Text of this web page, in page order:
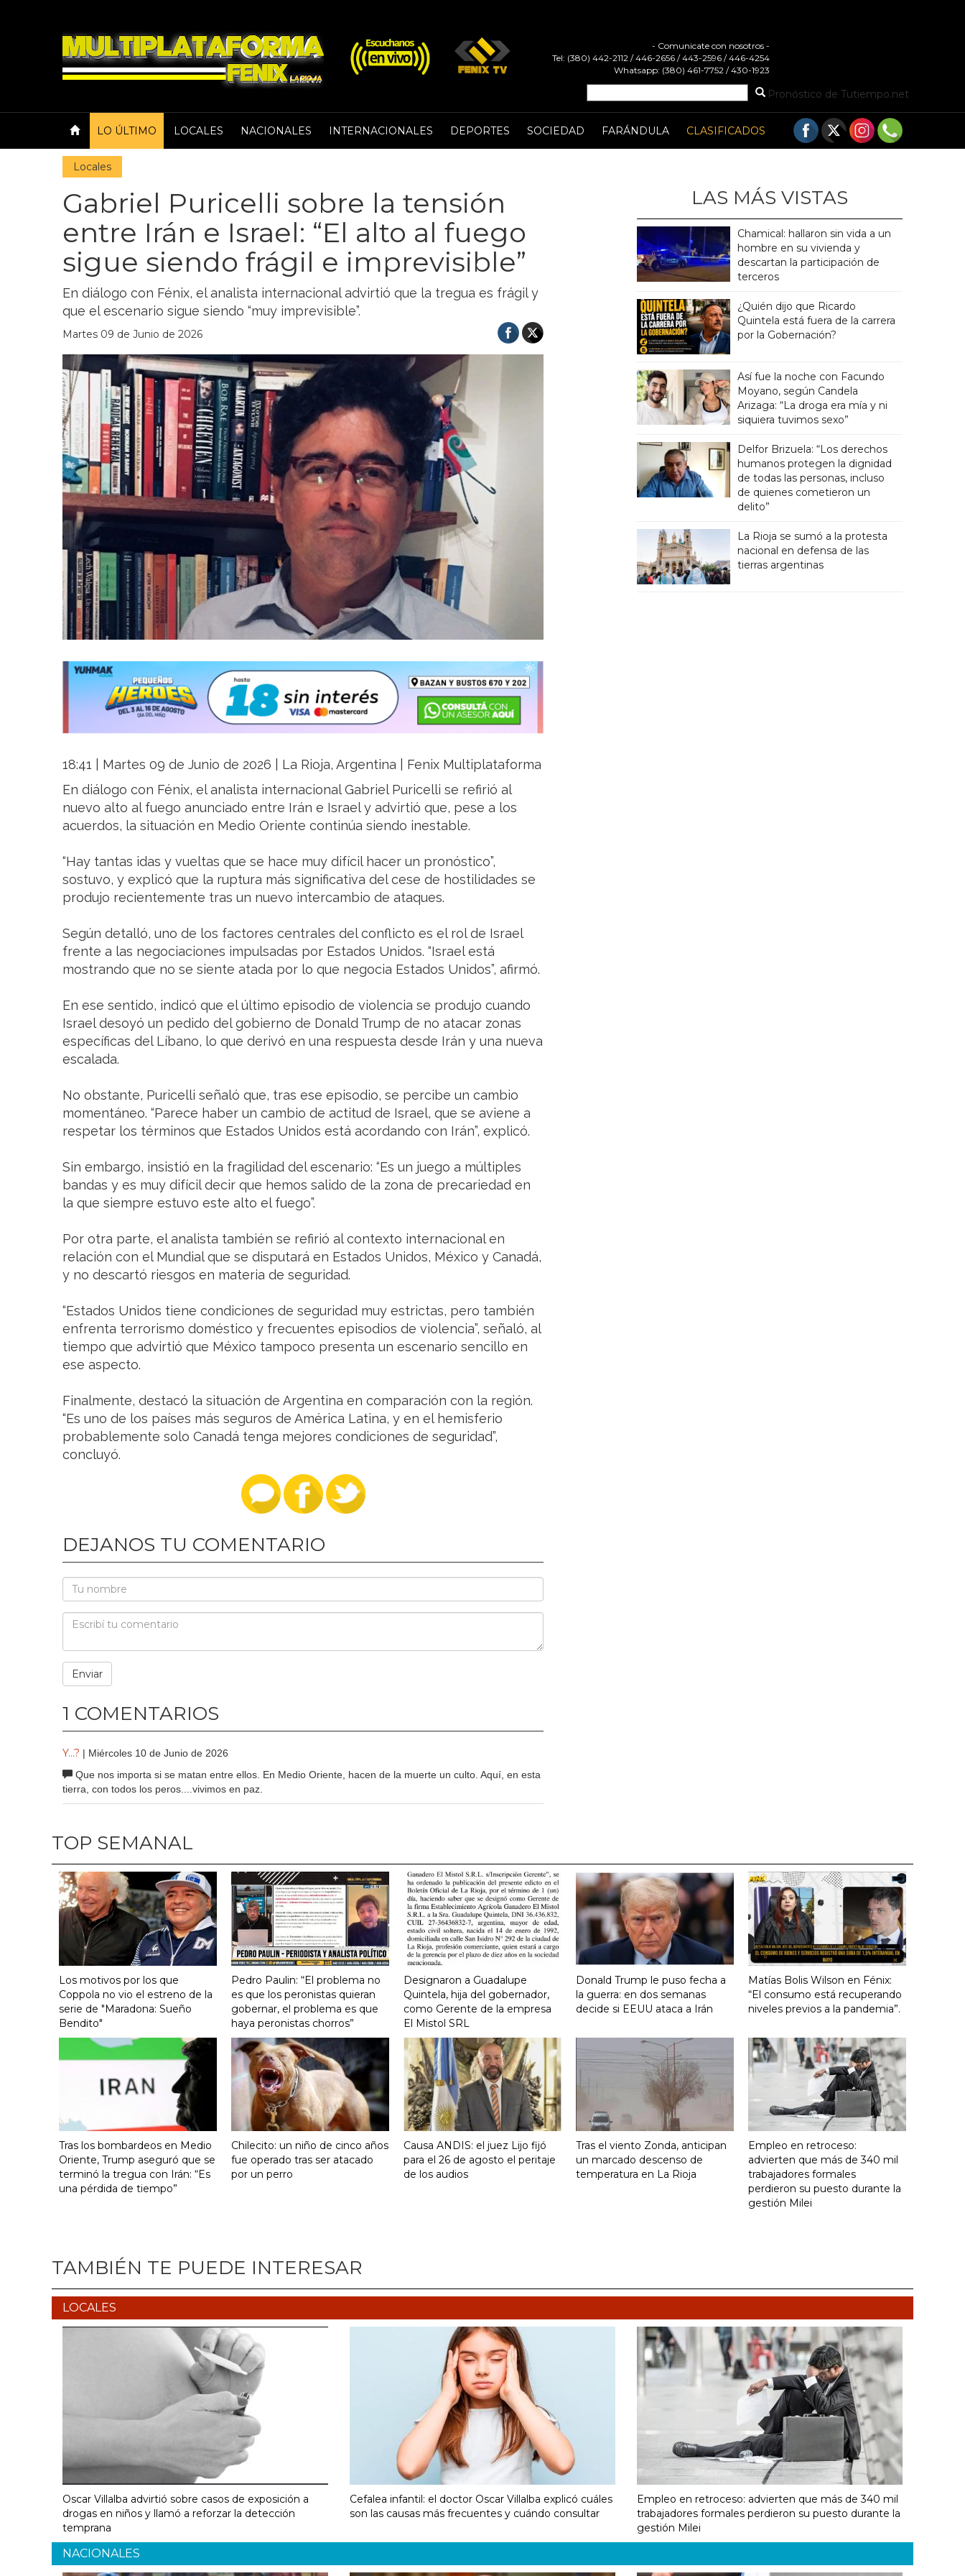
- Comunicate con nosotros -
Tel: (380) 442-2112 / 446-2656 / 443-2596 / 446-4254
Whatsapp: (380) 461-7752 / 430-1923
Pronóstico de Tutiempo.net
LO ÚLTIMO LOCALES NACIONALES INTERNACIONALES DEPORTES SOCIEDAD FARÁNDULA CLASIFICADOS
Locales
Gabriel Puricelli sobre la tensión
entre Irán e Israel: “El alto al fuego
sigue siendo frágil e imprevisible”
En diálogo con Fénix, el analista internacional advirtió que la tregua es frágil y
que el escenario sigue siendo “muy imprevisible”.
Martes 09 de Junio de 2026
18:41 | Martes 09 de Junio de 2026 | La Rioja, Argentina | Fenix Multiplataforma
En diálogo con Fénix, el analista internacional Gabriel Puricelli se refirió al
nuevo alto al fuego anunciado entre Irán e Israel y advirtió que, pese a los
acuerdos, la situación en Medio Oriente continúa siendo inestable.
“Hay tantas idas y vueltas que se hace muy difícil hacer un pronóstico”,
sostuvo, y explicó que la ruptura más significativa del cese de hostilidades se
produjo recientemente tras un nuevo intercambio de ataques.
Según detalló, uno de los factores centrales del conflicto es el rol de Israel
frente a las negociaciones impulsadas por Estados Unidos. “Israel está
mostrando que no se siente atada por lo que negocia Estados Unidos”, afirmó.
En ese sentido, indicó que el último episodio de violencia se produjo cuando
Israel desoyó un pedido del gobierno de Donald Trump de no atacar zonas
específicas del Líbano, lo que derivó en una respuesta desde Irán y una nueva
escalada.
No obstante, Puricelli señaló que, tras ese episodio, se percibe un cambio
momentáneo. “Parece haber un cambio de actitud de Israel, que se aviene a
respetar los términos que Estados Unidos está acordando con Irán”, explicó.
Sin embargo, insistió en la fragilidad del escenario: “Es un juego a múltiples
bandas y es muy difícil decir que hemos salido de la zona de precariedad en
la que siempre estuvo este alto el fuego”.
Por otra parte, el analista también se refirió al contexto internacional en
relación con el Mundial que se disputará en Estados Unidos, México y Canadá,
y no descartó riesgos en materia de seguridad.
“Estados Unidos tiene condiciones de seguridad muy estrictas, pero también
enfrenta terrorismo doméstico y frecuentes episodios de violencia”, señaló, al
tiempo que advirtió que México tampoco presenta un escenario sencillo en
ese aspecto.
Finalmente, destacó la situación de Argentina en comparación con la región.
“Es uno de los países más seguros de América Latina, y en el hemisferio
probablemente solo Canadá tenga mejores condiciones de seguridad”,
concluyó.
DEJANOS TU COMENTARIO
1 COMENTARIOS
Y...? | Miércoles 10 de Junio de 2026
Que nos importa si se matan entre ellos. En Medio Oriente, hacen de la muerte un culto. Aquí, en esta
tierra, con todos los peros....vivimos en paz.
LAS MÁS VISTAS
Chamical: hallaron sin vida a un
hombre en su vivienda y
descartan la participación de
terceros
¿Quién dijo que Ricardo
Quintela está fuera de la carrera
por la Gobernación?
Así fue la noche con Facundo
Moyano, según Candela
Arizaga: “La droga era mía y ni
siquiera tuvimos sexo”
Delfor Brizuela: “Los derechos
humanos protegen la dignidad
de todas las personas, incluso
de quienes cometieron un
delito”
La Rioja se sumó a la protesta
nacional en defensa de las
tierras argentinas
TOP SEMANAL
Los motivos por los que
Coppola no vio el estreno de la
serie de "Maradona: Sueño
Bendito"
Pedro Paulin: “El problema no
es que los peronistas quieran
gobernar, el problema es que
haya peronistas chorros”
Designaron a Guadalupe
Quintela, hija del gobernador,
como Gerente de la empresa
El Mistol SRL
Donald Trump le puso fecha a
la guerra: en dos semanas
decide si EEUU ataca a Irán
Matías Bolis Wilson en Fénix:
“El consumo está recuperando
niveles previos a la pandemia”.
Tras los bombardeos en Medio
Oriente, Trump aseguró que se
terminó la tregua con Irán: “Es
una pérdida de tiempo”
Chilecito: un niño de cinco años
fue operado tras ser atacado
por un perro
Causa ANDIS: el juez Lijo fijó
para el 26 de agosto el peritaje
de los audios
Tras el viento Zonda, anticipan
un marcado descenso de
temperatura en La Rioja
Empleo en retroceso:
advierten que más de 340 mil
trabajadores formales
perdieron su puesto durante la
gestión Milei
TAMBIÉN TE PUEDE INTERESAR
LOCALES
Oscar Villalba advirtió sobre casos de exposición a
drogas en niños y llamó a reforzar la detección
temprana
Cefalea infantil: el doctor Oscar Villalba explicó cuáles
son las causas más frecuentes y cuándo consultar
Empleo en retroceso: advierten que más de 340 mil
trabajadores formales perdieron su puesto durante la
gestión Milei
NACIONALES